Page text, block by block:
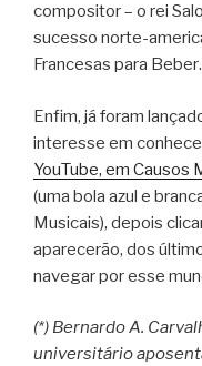
compositor – o rei
sucesso norte-
Francesas para
Enfim, já foram
interesse em
YouTube, em Causos
(uma bola azul e
Musicais), depois
aparecerão, dos
navegar por esse
(*) Bernardo A.
universitário